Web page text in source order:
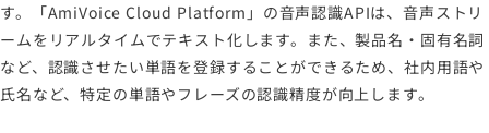
す。「AmiVoice Cloud Platform」の音声認識APIは、音声ストリ
ームをリアルタイムでテキスト化します。また、製品名・固有名詞
など、認識させたい単語を登録することができるため、社内用語や
氏名など、特定の単語やフレーズの認識精度が向上します。